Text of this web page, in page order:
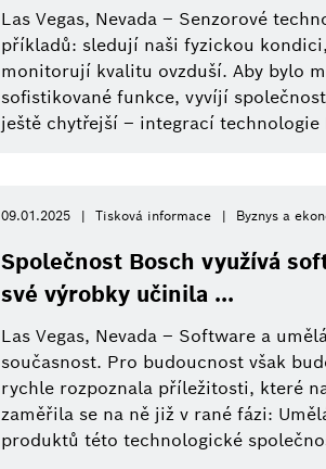
Las Vegas, Nevada – Senzorové
příkladů: sledují naši fyzickou
monitorují kvalitu ovzduší. Aby bylo
sofistikované funkce, vyvíjí
ještě chytřejší – integrací
09.01.2025 Tisková informace Byznys a
Společnost Bosch využívá
své výrobky učinila ...
Las Vegas, Nevada – Software a
současnost. Pro budoucnost však
rychle rozpoznala příležitosti, které
zaměřila se na ně již v rané fázi:
produktů této technologické